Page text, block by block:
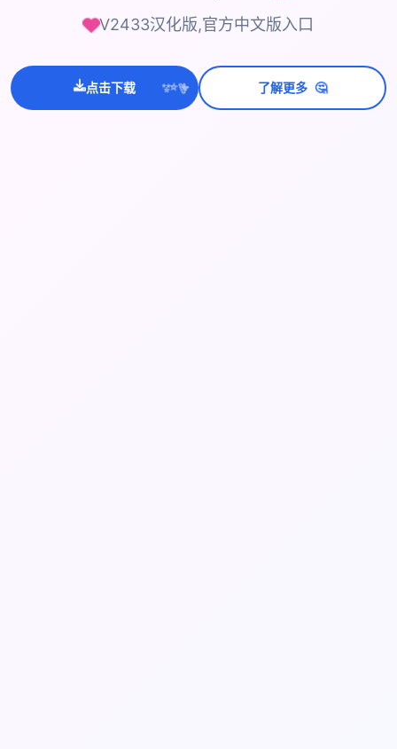
V2433汉化版,官方中文版入口
点击下载 ✨
⭐💫 了解更多 🤔